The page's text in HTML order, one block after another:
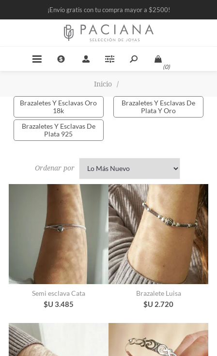
¡Envío gratis con tu compra mayor a $2500!
(0)
Inicio /
Brazaletes Y Esclavas Oro
18k
1 items
Brazaletes Y Esclavas De
Plata Y Oro
Brazaletes Y Esclavas De
Plata 925
Ordenar por
Semi esclava Cata
$U 3.485
Brazalete Luisa
$U 2.720